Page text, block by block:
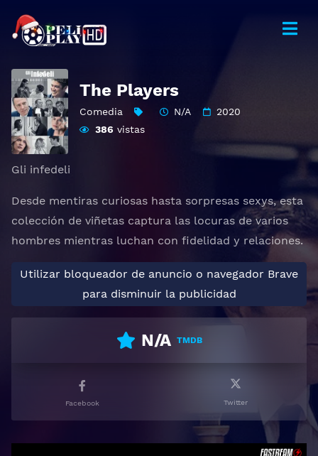
The Players
Comedia N/A
2020
386 vistas
Gli infedeli
Desde mentiras curiosas hasta sorpresas sexys, esta
colección de viñetas captura las locuras de varios
hombres mientras luchan con fidelidad y relaciones.
Utilizar bloqueador de anuncio o navegador Brave
para disminuir la publicidad
N/A TMDB
Facebook Twitter